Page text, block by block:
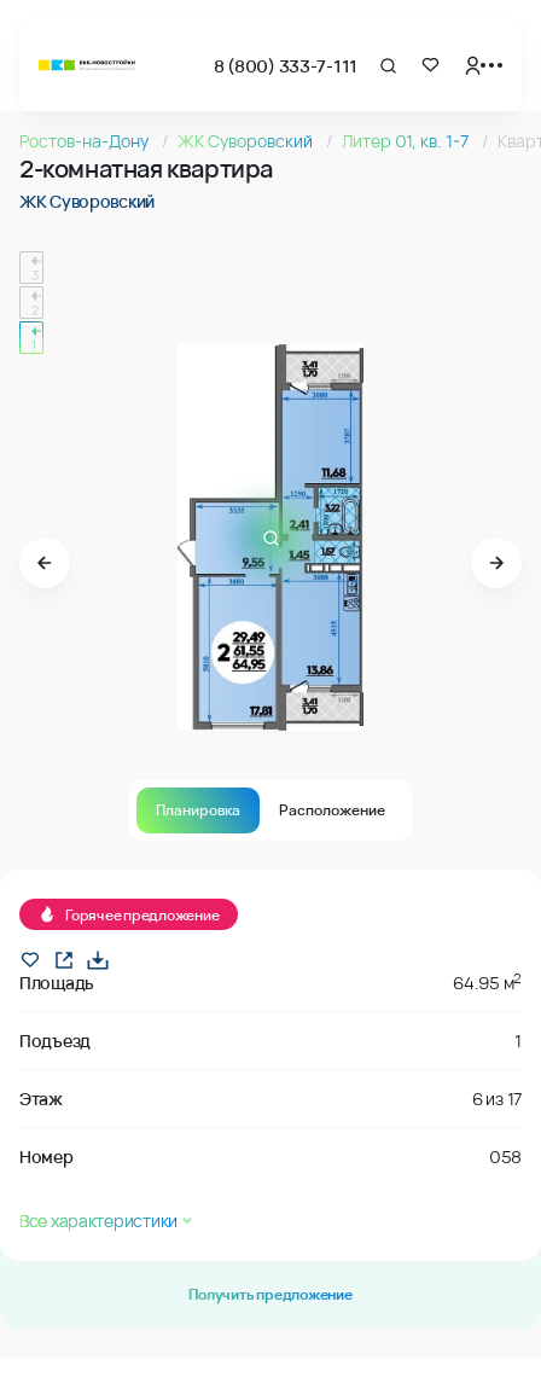
8 (800) 333-7-111
Квартира № 058 в ЖК Суворовский : подъезд 1, этаж 6,
2-комнатная квартира 64.95м2 в ЖК Суворовский,
2-комнатная квартира 64.95м2 в ЖК Суворовский,
Ростов-на-Дону ЖК Суворовский Литер 01, кв. 1-7
2-комнатная квартира
ЖК Суворовский
Планировка Расположение
Горячее предложение
Площадь 64.95 м2
Подъезд 1
Этаж 6из17
Номер 058
Все характеристики
Получить предложение